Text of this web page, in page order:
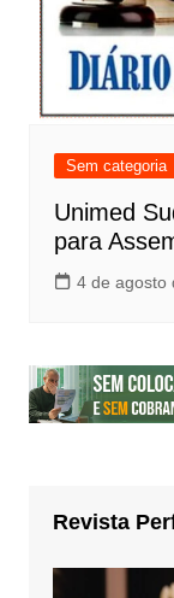
Sem categoria
Unimed
para
4 de agosto
Revista